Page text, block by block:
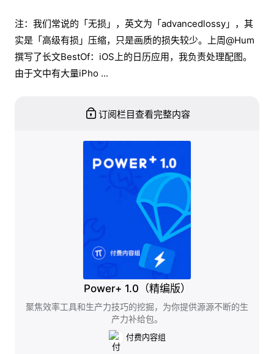
注：我们常说的「无损」，英文为「advancedlossy」，其
实是「高级有损」压缩，只是画质的损失较少。上周@Hum
撰写了长文BestOf：iOS上的日历应用，我负责处理配图。
由于文中有大量iPho ...
订阅栏目查看完整内容
Power+ 1.0（精编版）
聚焦效率工具和生产力技巧的挖掘，为你提供源源不断的生
产力补给包。
付费内容组